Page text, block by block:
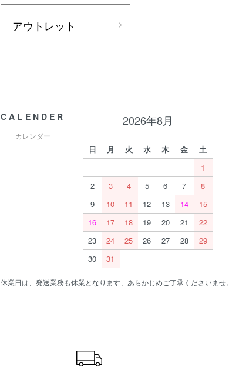
アウトレット
CALENDER
カレンダー
2026年8月
日 月 火 水 木 金
土
1
2
3 4 5 6 7
8
9
10 11 12 13 14
15
16
17 18 19 20 21
22
23
24 25 26 27 28
29
30
31
休業日は、発送業務も休業となります、あらかじめご了承くださいませ。